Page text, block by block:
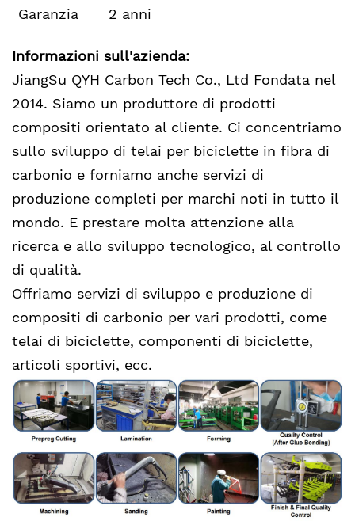
Garanzia 2 anni
Informazioni sull'azienda:
JiangSu QYH Carbon Tech Co., Ltd Fondata nel
2014. Siamo un produttore di prodotti
compositi orientato al cliente. Ci concentriamo
sullo sviluppo di telai per biciclette in fibra di
carbonio e forniamo anche servizi di
produzione completi per marchi noti in tutto il
mondo. E prestare molta attenzione alla
ricerca e allo sviluppo tecnologico, al controllo
di qualità.
Offriamo servizi di sviluppo e produzione di
compositi di carbonio per vari prodotti, come
telai di biciclette, componenti di biciclette,
articoli sportivi, ecc.